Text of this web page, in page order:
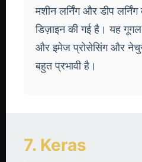
मशीन लर्निंग और डीप
डिज़ाइन की गई है। यह गूगल
और इमेज प्रोसेसिंग और
बहुत प्रभावी है।
7. Keras